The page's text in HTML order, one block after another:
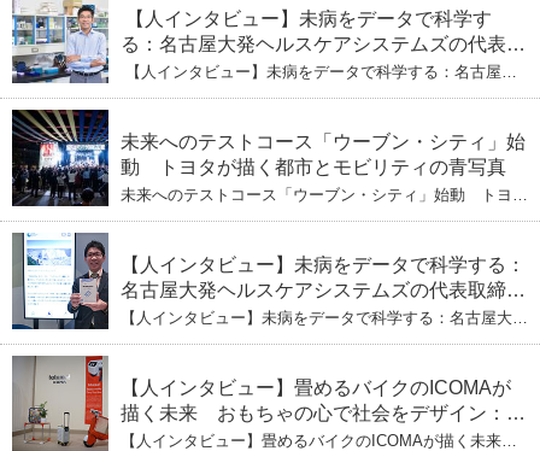
【人インタビュー】未病をデータで科学す
る：名古屋大発ヘルスケアシステムズの代表取
締役社長・瀧本陽介 【下】「人生80年の暇つ
ぶし」を着実に：理系ニートが挑むヘルスケア
【人インタビュー】未病をデータで科学する：名古屋大
挑むヘルスケア標準化と海外戦略
未来へのテストコース「ウーブン・シティ」始
動 トヨタが描く都市とモビリティの青写真
未来へのテストコース「ウーブン・シティ」始動 トヨタ
【人インタビュー】未病をデータで科学する：
名古屋大発ヘルスケアシステムズの代表取締役
社長・瀧本陽介 郵送検査で挑む健康の未来
【人インタビュー】未病をデータで科学する：名古屋大発
【人インタビュー】畳めるバイクのICOMAが
描く未来 おもちゃの心で社会をデザイン：株
式会社ICOMAの代表取締役・生駒崇光
【人インタビュー】畳めるバイクのICOMAが描く未来